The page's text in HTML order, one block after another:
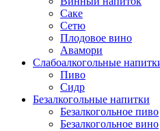
Саке
Сетю
Плодовое вино
Авамори
Слабоалкогольные
Пиво
Сидр
Безалкогольные напитки
Безалкогольное пиво
Безалкогольное вино